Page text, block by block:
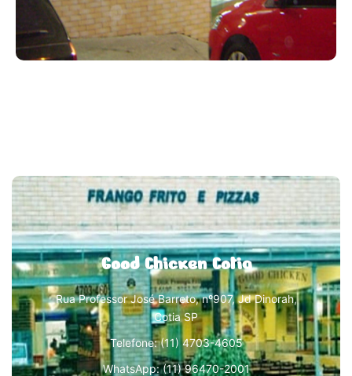
Good Chicken Cotia
Rua Professor José Barreto, nº907, Jd Dinorah,
Cotia SP
Telefone: (11) 4703-4605
WhatsApp: (11) 96470-2001